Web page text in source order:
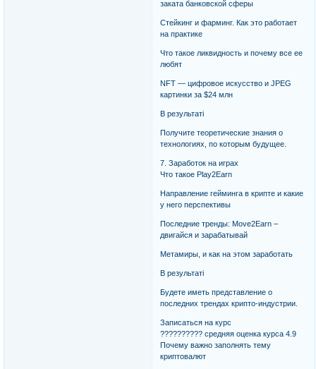
заката банковской сферы
Стейкинг и фарминг. Как это работает
на практике
Что такое ликвидность и почему все ее
любят
NFT — цифровое искусство и JPEG
картинки за $24 млн
В результаті
Получите теоретические знания о
технологиях, по которым будущее.
7. Заработок на играх
Что такое Play2Earn
Направление гейминга в крипте и какие
у него перспективы
Последние тренды: Move2Earn –
двигайся и зарабатывай
Метамиры, и как на этом заработать
В результаті
Будете иметь представление о
последних трендах крипто-индустрии.
Записаться на курс
?????????? средняя оценка курса 4.9
Почему важно заполнять тему
криптовалют